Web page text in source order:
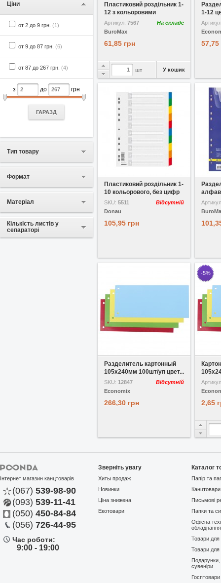
Ціни
от 2 до 9 грн. (1)
от 9 до 87 грн. (6)
от 87 до 267 грн. (4)
з до грн
ГАРАЗД
Тип товару
Формат
Матеріал
Кількість листів у
сепараторі
Пластиковий роздільник 1-
12 з кольоровими
цифрами ...
Артикул: 7567
На складе
BuroMax
61,85 грн
шт У кошик
1-12
57,75
Пластиковий роздільник 1-
10 кольорового, без цифр
D...
SKU: 5511
Відсутній
Donau
105,95 грн
У
Разделитель картонный
105х240мм 100шт/уп цвет...
SKU: 12847
Відсутній
Economix
266,30 грн
-5%
...
2,65
Інтернет магазин канцтоварів
(067) 539-98-90
(093) 539-11-41
(050) 450-84-84
(056) 726-44-95
Час роботи:
9:00 - 19:00
Зверніть увагу
Хиты продаж
Новинки
Ціна знижена
Екотовари
Каталог
Папір та
Канцтовари
Письмові
Папки та
Офісна
обладнання
Товари
Товари для
Подарунки,
сувеніри